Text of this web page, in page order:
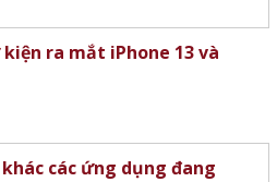
ra mắt iPhone 13 và
khác các ứng dụng đang